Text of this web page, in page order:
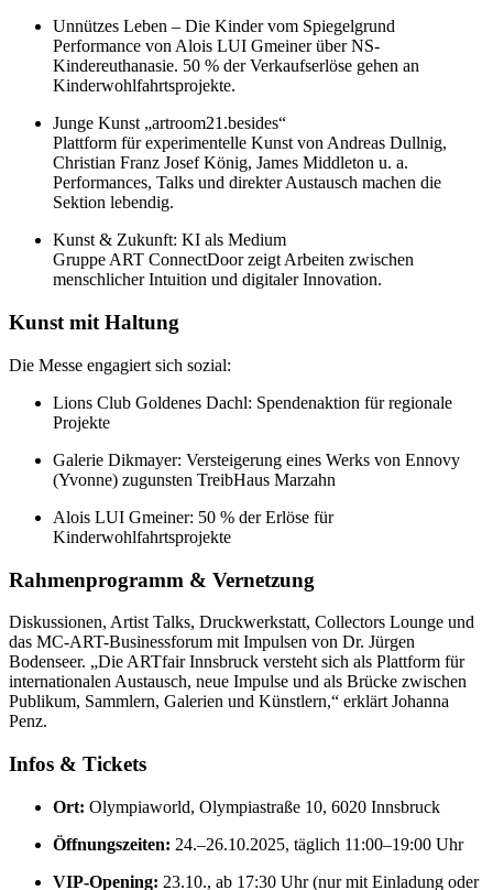
Unnützes Leben – Die Kinder vom Spiegelgrund
Performance von Alois LUI Gmeiner über NS-
Kindereuthanasie. 50 % der Verkaufserlöse gehen an
Kinderwohlfahrtsprojekte.
Junge Kunst „artroom21.besides“
Plattform für experimentelle Kunst von Andreas Dullnig,
Christian Franz Josef König, James Middleton u. a.
Performances, Talks und direkter Austausch machen die
Sektion lebendig.
Kunst & Zukunft: KI als Medium
Gruppe ART ConnectDoor zeigt Arbeiten zwischen
menschlicher Intuition und digitaler Innovation.
Kunst mit Haltung
Die Messe engagiert sich sozial:
Lions Club Goldenes Dachl: Spendenaktion für regionale
Projekte
Galerie Dikmayer: Versteigerung eines Werks von Ennovy
(Yvonne) zugunsten TreibHaus Marzahn
Alois LUI Gmeiner: 50 % der Erlöse für
Kinderwohlfahrtsprojekte
Rahmenprogramm & Vernetzung
Diskussionen, Artist Talks, Druckwerkstatt, Collectors Lounge und
das MC-ART-Businessforum mit Impulsen von Dr. Jürgen
Bodenseer. „Die ARTfair Innsbruck versteht sich als Plattform für
internationalen Austausch, neue Impulse und als Brücke zwischen
Publikum, Sammlern, Galerien und Künstlern,“ erklärt Johanna
Penz.
Infos & Tickets
Ort: Olympiaworld, Olympiastraße 10, 6020 Innsbruck
Öffnungszeiten: 24.–26.10.2025, täglich 11:00–19:00 Uhr
VIP-Opening: 23.10., ab 17:30 Uhr (nur mit Einladung oder